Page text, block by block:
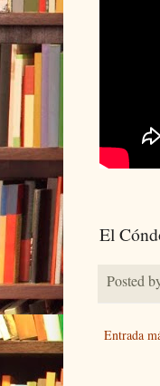
El
Posted
Entrada